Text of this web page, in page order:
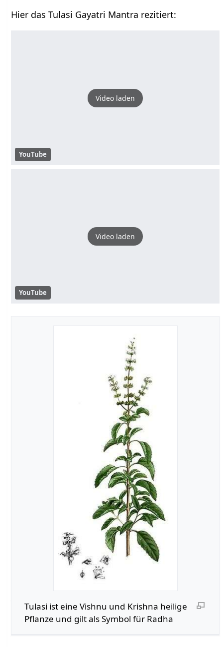
Hier das Tulasi Gayatri Mantra rezitiert:
Video laden
YouTube
Video laden
YouTube
Tulasi ist eine Vishnu und Krishna heilige
Pflanze und gilt als Symbol für Radha